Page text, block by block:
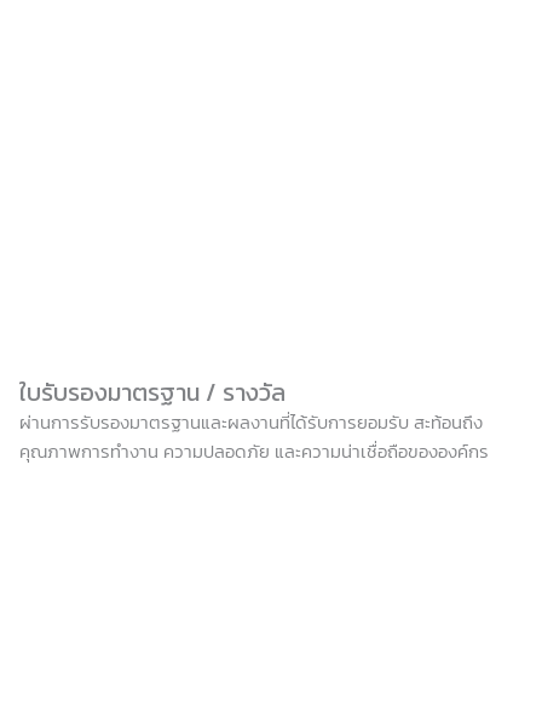
ใบรับรองมาตรฐาน / รางวัล
ผ่านการรับรองมาตรฐานและผลงานที่ได้รับการยอมรับ สะท้อนถึง
คุณภาพการทำงาน ความปลอดภัย และความน่าเชื่อถือขององค์กร